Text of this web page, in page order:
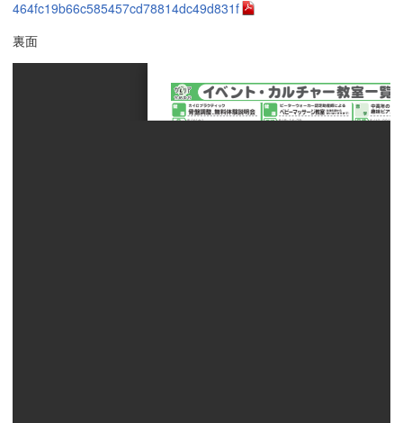
464fc19b66c585457cd78814dc49d831f
裏面